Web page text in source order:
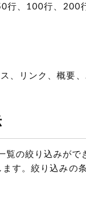
行、100行、200
、リンク、概要
覧の絞り込みがで
す。絞り込みの